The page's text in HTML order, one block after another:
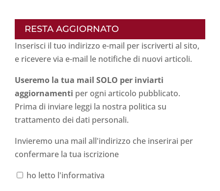
RESTA AGGIORNATO
Inserisci il tuo indirizzo e-mail per iscriverti al sito,
e ricevere via e-mail le notifiche di nuovi articoli.
Useremo la tua mail SOLO per inviarti
aggiornamenti per ogni articolo pubblicato.
Prima di inviare leggi la nostra politica su
trattamento dei dati personali.
Invieremo una mail all'indirizzo che inserirai per
confermare la tua iscrizione
ho letto l'informativa